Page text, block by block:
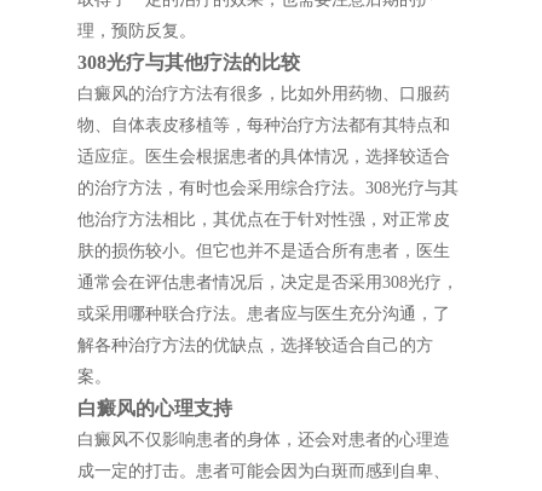
理，预防反复。
308光疗与其他疗法的比较
白癜风的治疗方法有很多，比如外用药物、口服药
物、自体表皮移植等，每种治疗方法都有其特点和
适应症。医生会根据患者的具体情况，选择较适合
的治疗方法，有时也会采用综合疗法。308光疗与其
他治疗方法相比，其优点在于针对性强，对正常皮
肤的损伤较小。但它也并不是适合所有患者，医生
通常会在评估患者情况后，决定是否采用308光疗，
或采用哪种联合疗法。患者应与医生充分沟通，了
解各种治疗方法的优缺点，选择较适合自己的方
案。
白癜风的心理支持
白癜风不仅影响患者的身体，还会对患者的心理造
成一定的打击。患者可能会因为白斑而感到自卑、